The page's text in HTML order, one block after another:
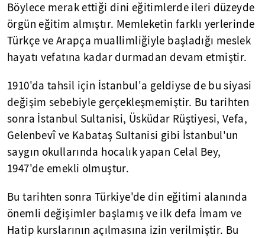
Böylece merak ettiği dini eğitimlerde ileri düzeyde
örgün eğitim almıştır. Memleketin farklı yerlerinde
Türkçe ve Arapça muallimliğiyle başladığı meslek
hayatı vefatına kadar durmadan devam etmiştir.
1910'da tahsil için İstanbul'a geldiyse de bu siyasi
değişim sebebiyle gerçekleşmemiştir. Bu tarihten
sonra İstanbul Sultanisi, Üsküdar Rüştiyesi, Vefa,
Gelenbevî ve Kabataş Sultanisi gibi İstanbul'un
saygın okullarında hocalık yapan Celal Bey,
1947'de emekli olmuştur.
Bu tarihten sonra Türkiye'de din eğitimi alanında
önemli değişimler başlamış ve ilk defa İmam ve
Hatip kurslarının açılmasına izin verilmiştir. Bu